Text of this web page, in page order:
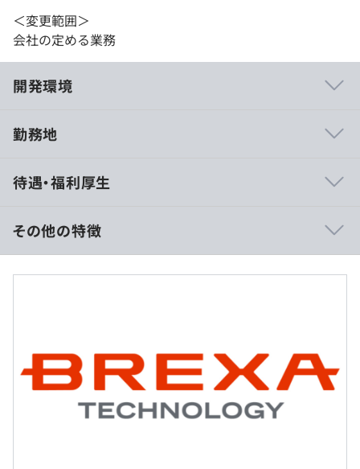
＜変更範囲＞
会社の定める業務
開発環境
グループ社員数29,363名（2024年12月末日時点）のう
セキュリティ・5G・人工知能・クラウド・ビックデータ
など最先端の技術も導入しており、活躍のフィールドも幅
広いです。
成長率も業界トップクラス！会社とともに成長していくこ
勤務地
待遇・福利厚生
月給393,320円～750,000円
（※想定年収 は年収提示額を保証するものではありません）
その他の特徴